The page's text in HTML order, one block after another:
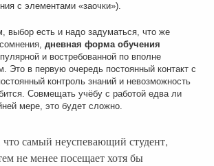
с элементами «заочки»).
выбор есть и надо задуматься, что же
дневная форма обучения
и востребованной по вполне
Это в первую очередь постоянный контакт с
контроль знаний и невозможность
Совмещать учёбу с работой едва ли
мере, это будет сложно.
что самый неуспевающий студент,
не менее посещает хотя бы